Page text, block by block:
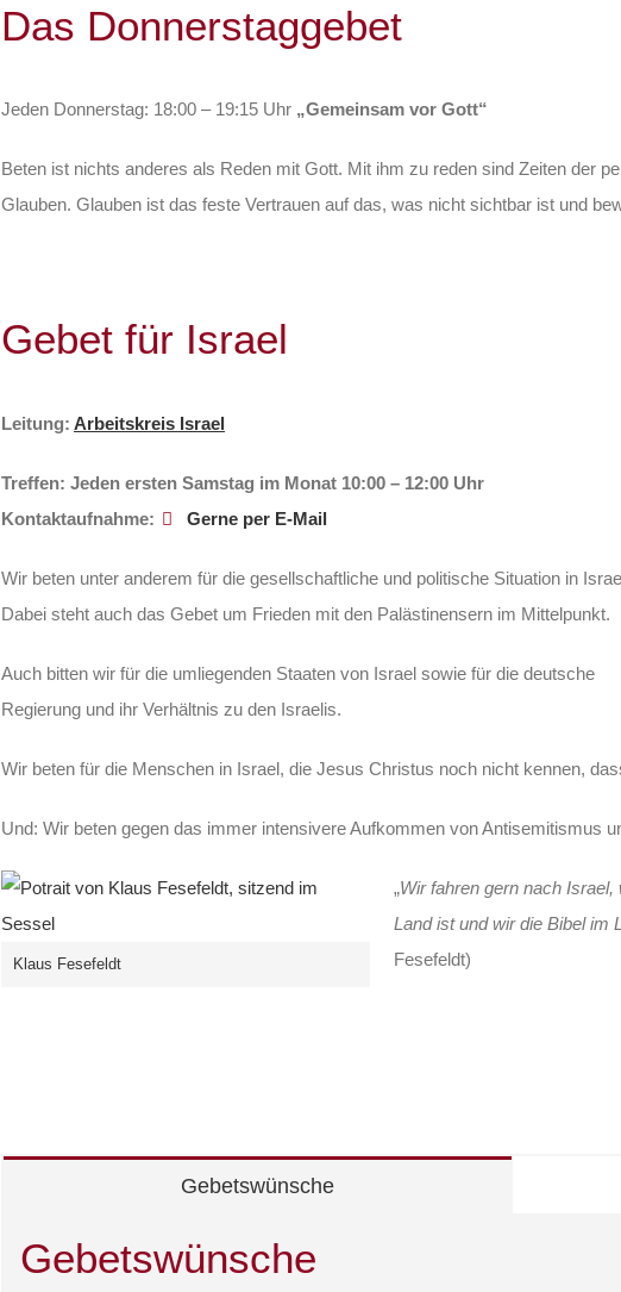
Das Donnerstaggebet
Jeden Donnerstag: 18:00 – 19:15 Uhr „Gemeinsam vor Gott“
Beten ist nichts anderes als Reden mit Gott. Mit ihm zu reden sind Zeiten der
Glauben. Glauben ist das feste Vertrauen auf das, was nicht sichtbar ist und
Gebet für Israel
Leitung: Arbeitskreis Israel
Treffen: Jeden ersten Samstag im Monat 10:00 – 12:00 Uhr
Kontaktaufnahme:
Gerne per E-Mail
Wir beten unter anderem für die gesellschaftliche und politische Situation in
Dabei steht auch das Gebet um Frieden mit den Palästinensern im Mittelpunkt.
Auch bitten wir für die umliegenden Staaten von Israel sowie für die deutsche
Regierung und ihr Verhältnis zu den Israelis.
Wir beten für die Menschen in Israel, die Jesus Christus noch nicht kennen,
Und: Wir beten gegen das immer intensivere Aufkommen von Antisemitismus
Klaus Fesefeldt
„Wir fahren gern nach
Land ist und wir die Bibel im
Fesefeldt)
Gebetswünsche
Gebetswünsche